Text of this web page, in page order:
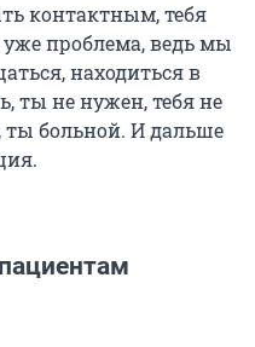
контактным, тебя
проблема, ведь мы
находиться в
ты не нужен, тебя не
ты больной. И дальше